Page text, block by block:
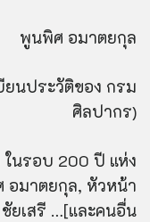
พูนพิศ อมาตยกุล
ยนประวัติของ กรม
ศิลปากร)
นรอบ 200 ปี แห่ง
อมาตยกุล, หัวหน้า
ยเสรี …[และคนอื่น